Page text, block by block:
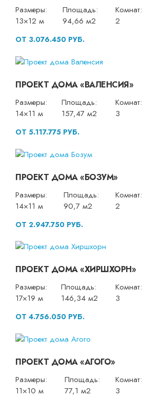
Размеры:
13×12 м
Площадь:
94,66 м2
Комнат:
2
ОТ 3.076.450 РУБ.
ПРОЕКТ ДОМА «ВАЛЕНСИЯ»
Размеры:
14×11 м
Площадь:
157,47 м2
Комнат:
3
ОТ 5.117.775 РУБ.
ПРОЕКТ ДОМА «БОЗУМ»
Размеры:
14×11 м
Площадь:
90,7 м2
Комнат:
2
ОТ 2.947.750 РУБ.
ПРОЕКТ ДОМА «ХИРШХОРН»
Размеры:
17×19 м
Площадь:
146,34 м2
Комнат:
3
ОТ 4.756.050 РУБ.
ПРОЕКТ ДОМА «АГОГО»
Размеры:
11×10 м
Площадь:
77,1 м2
Комнат:
3